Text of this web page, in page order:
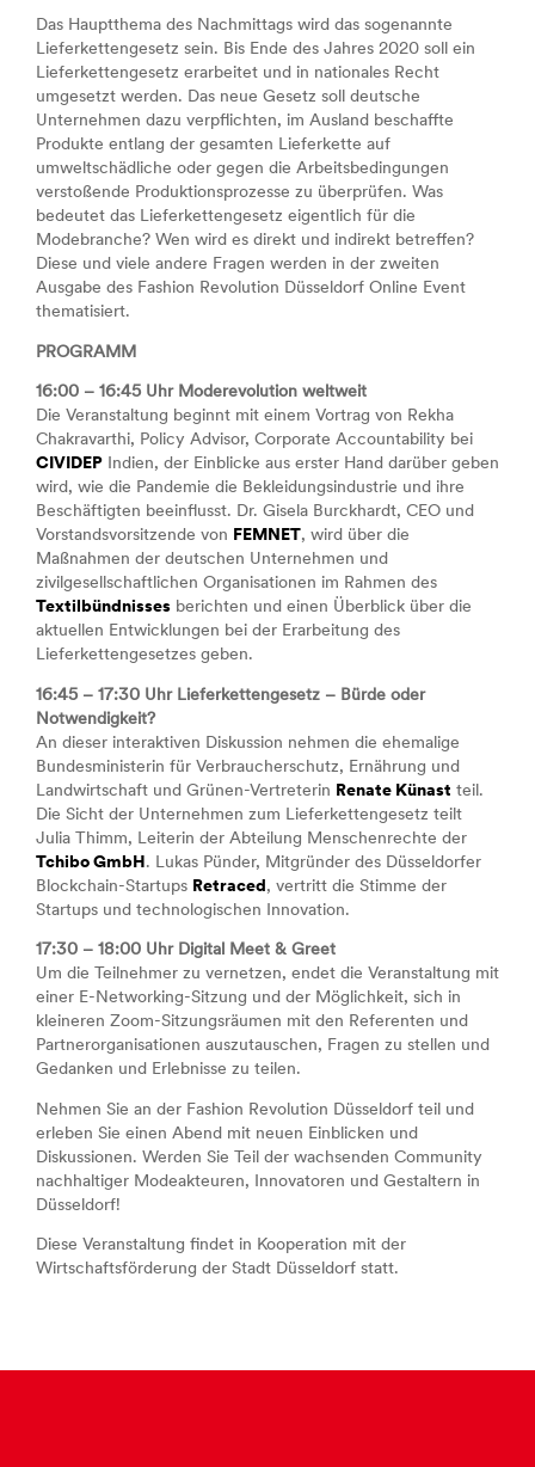
Das Hauptthema des Nachmittags wird das sogenannte
Lieferkettengesetz sein. Bis Ende des Jahres 2020 soll ein
Lieferkettengesetz erarbeitet und in nationales Recht
umgesetzt werden. Das neue Gesetz soll deutsche
Unternehmen dazu verpflichten, im Ausland beschaffte
Produkte entlang der gesamten Lieferkette auf
umweltschädliche oder gegen die Arbeitsbedingungen
verstoßende Produktionsprozesse zu überprüfen. Was
bedeutet das Lieferkettengesetz eigentlich für die
Modebranche? Wen wird es direkt und indirekt betreffen?
Diese und viele andere Fragen werden in der zweiten
Ausgabe des Fashion Revolution Düsseldorf Online Event
thematisiert.
PROGRAMM
16:00 – 16:45 Uhr Moderevolution weltweit
Die Veranstaltung beginnt mit einem Vortrag von Rekha
Chakravarthi, Policy Advisor, Corporate Accountability bei
CIVIDEP Indien, der Einblicke aus erster Hand darüber geben
wird, wie die Pandemie die Bekleidungsindustrie und ihre
Beschäftigten beeinflusst. Dr. Gisela Burckhardt, CEO und
Vorstandsvorsitzende von
FEMNET , wird über die
Maßnahmen der deutschen Unternehmen und
zivilgesellschaftlichen Organisationen im Rahmen des
Textilbündnisses berichten und einen Überblick über die
aktuellen Entwicklungen bei der Erarbeitung des
Lieferkettengesetzes geben.
16:45 – 17:30 Uhr Lieferkettengesetz – Bürde oder
Notwendigkeit?
An dieser interaktiven Diskussion nehmen die ehemalige
Bundesministerin für Verbraucherschutz, Ernährung und
Landwirtschaft und Grünen-Vertreterin
Renate Künast teil.
Die Sicht der Unternehmen zum Lieferkettengesetz teilt
Julia Thimm, Leiterin der Abteilung Menschenrechte der
Tchibo GmbH . Lukas Pünder, Mitgründer des Düsseldorfer
Blockchain-Startups Retraced , vertritt die Stimme der
Startups und technologischen Innovation.
17:30 – 18:00 Uhr Digital Meet & Greet
Um die Teilnehmer zu vernetzen, endet die Veranstaltung mit
einer E-Networking-Sitzung und der Möglichkeit, sich in
kleineren Zoom-Sitzungsräumen mit den Referenten und
Partnerorganisationen auszutauschen, Fragen zu stellen und
Gedanken und Erlebnisse zu teilen.
Nehmen Sie an der Fashion Revolution Düsseldorf teil und
erleben Sie einen Abend mit neuen Einblicken und
Diskussionen. Werden Sie Teil der wachsenden Community
nachhaltiger Modeakteuren, Innovatoren und Gestaltern in
Düsseldorf!
Diese Veranstaltung findet in Kooperation mit der
Wirtschaftsförderung der Stadt Düsseldorf statt.